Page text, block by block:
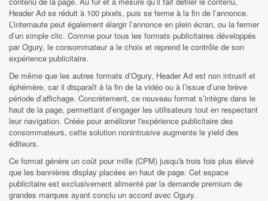
Header Ad se réduit à 100 pixels, puis se ferme à la fin de l’annonce.
L’internaute peut également élargir l’annonce en plein écran, ou la fermer
d’un simple clic. Comme pour tous les formats publicitaires développés
par Ogury, le consommateur a le choix et reprend le contrôle de son
expérience publicitaire.
De même que les autres formats d’Ogury, Header Ad est non intrusif et
éphémère, car il disparaît à la fin de la vidéo ou à l’issue d’une brève
période d’affichage. Concrètement, ce nouveau format s’intègre dans le
haut de la page, permettant d’engager les utilisateurs tout en respectant
leur navigation. Créée pour améliorer l'expérience publicitaire des
consommateurs, cette solution nonintrusive augmente le yield des
éditeurs.
Ce format génère un coût pour mille (CPM) jusqu'à trois fois plus élevé
que les bannières display placées en haut de page. Cet espace
publicitaire est exclusivement alimenté par la demande premium de
grandes marques ayant conclu un accord avec Ogury.